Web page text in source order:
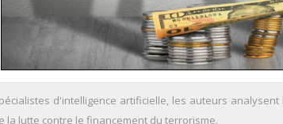
d'intelligence artificielle, les auteurs
la lutte contre le financement du terrorisme.